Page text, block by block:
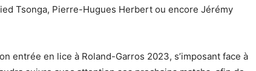
Tsonga, Pierre-Hugues Herbert ou encore Jérémy
entrée en lice à Roland-Garros 2023, s’imposant face à